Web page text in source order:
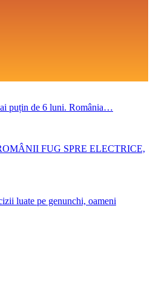
puțin de 6 luni. România…
FUG SPRE ELECTRICE,
luate pe genunchi, oameni